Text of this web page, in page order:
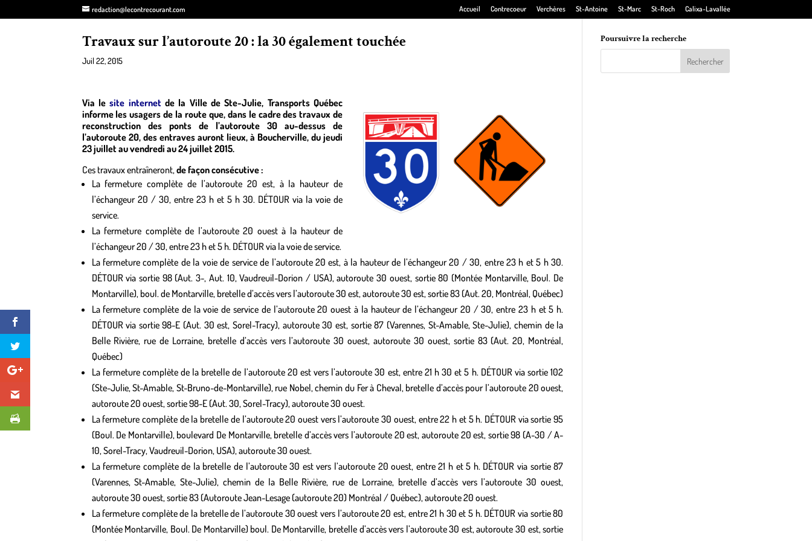
redaction@lecontrecourant.com Accueil Contrecoeur Verchères St-Antoine St-Marc St-Roch Calixa-Lavallée
Travaux sur l’autoroute 20 : la 30 également touchée
Juil 22, 2015
Via lesite internetde la Ville de Ste-Julie, Transports Québec
informe les usagers de la route que, dans le cadre des travaux de
reconstruction des ponts de l’autoroute 30 au-dessus de
l’autoroute 20, des entraves auront lieux, à Boucherville, du jeudi
23 juillet au vendredi au 24 juillet 2015.
Ces travaux entraîneront,de façon consécutive :
La fermeture complète de l’autoroute 20 est, à la hauteur de
l’échangeur 20 / 30, entre 23 h et 5 h 30. DÉTOUR via la voie de
service.
La fermeture complète de l’autoroute 20 ouest à la hauteur de
l’échangeur 20 / 30, entre 23 h et 5 h. DÉTOUR via la voie de service.
La fermeture complète de la voie de service de l’autoroute 20 est, à la hauteur de l’échangeur 20 / 30, entre 23 h et 5 h 30.
DÉTOUR via sortie 98 (Aut. 3-, Aut. 10, Vaudreuil-Dorion / USA), autoroute 30 ouest, sortie 80 (Montée Montarville, Boul. De
Montarville), boul. de Montarville, bretelle d’accès vers l’autoroute 30 est, autoroute 30 est, sortie 83 (Aut. 20, Montréal, Québec)
La fermeture complète de la voie de service de l’autoroute 20 ouest à la hauteur de l’échangeur 20 / 30, entre 23 h et 5 h.
DÉTOUR via sortie 98-E (Aut. 30 est, Sorel-Tracy), autoroute 30 est, sortie 87 (Varennes, St-Amable, Ste-Julie), chemin de la
Belle Rivière, rue de Lorraine, bretelle d’accès vers l’autoroute 30 ouest, autoroute 30 ouest, sortie 83 (Aut. 20, Montréal,
Québec)
La fermeture complète de la bretelle de l’autoroute 20 est vers l’autoroute 30 est, entre 21 h 30 et 5 h. DÉTOUR via sortie 102
(Ste-Julie, St-Amable, St-Bruno-de-Montarville), rue Nobel, chemin du Fer à Cheval, bretelle d’accès pour l’autoroute 20 ouest,
autoroute 20 ouest, sortie 98-E (Aut. 30, Sorel-Tracy), autoroute 30 ouest.
La fermeture complète de la bretelle de l’autoroute 20 ouest vers l’autoroute 30 ouest, entre 22 h et 5 h. DÉTOUR via sortie 95
(Boul. De Montarville), boulevard De Montarville, bretelle d’accès vers l’autoroute 20 est, autoroute 20 est, sortie 98 (A-30 / A-
10, Sorel-Tracy, Vaudreuil-Dorion, USA), autoroute 30 ouest.
La fermeture complète de la bretelle de l’autoroute 30 est vers l’autoroute 20 ouest, entre 21 h et 5 h. DÉTOUR via sortie 87
(Varennes, St-Amable, Ste-Julie), chemin de la Belle Rivière, rue de Lorraine, bretelle d’accès vers l’autoroute 30 ouest,
autoroute 30 ouest, sortie 83 (Autoroute Jean-Lesage (autoroute 20) Montréal / Québec), autoroute 20 ouest.
La fermeture complète de la bretelle de l’autoroute 30 ouest vers l’autoroute 20 est, entre 21 h 30 et 5 h. DÉTOUR via sortie 80
(Montée Montarville, Boul. De Montarville) boul. De Montarville, bretelle d’accès vers l’autoroute 30 est, autoroute 30 est, sortie
Poursuivre la recherche